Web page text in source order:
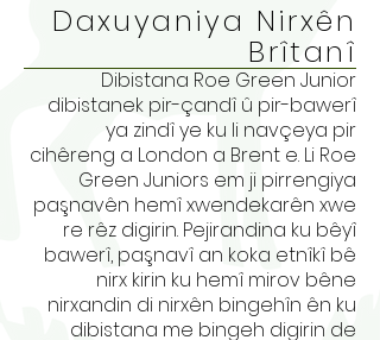
Daxuyaniya Nirxên
Brîtanî
Dibistana Roe Green Junior
dibistanek pir-çandî û pir-bawerî
ya zindî ye ku li navçeya pir
cihêreng a London a Brent e. Li Roe
Green Juniors em ji pirrengiya
paşnavên hemî xwendekarên xwe
re rêz digirin. Pejirandina ku bêyî
bawerî, paşnavî an koka etnîkî bê
nirx kirin ku hemî mirov bêne
nirxandin di nirxên bingehîn ên ku
dibistana me bingeh digirin de